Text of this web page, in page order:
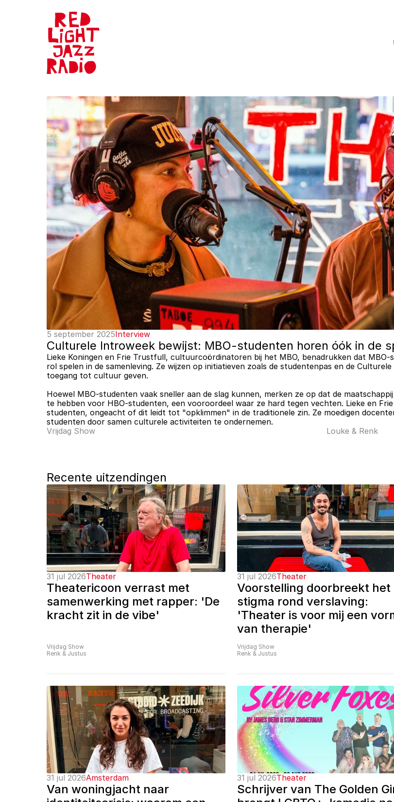
5 september 2025Interview
Culturele Introweek bewijst: MBO-studenten horen óók in de
Lieke Koningen en Frie Trustfull, cultuurcoördinatoren bij het MBO, benadrukken dat
rol spelen in de samenleving. Ze wijzen op initiatieven zoals de studentenpas en de
toegang tot cultuur geven.
Hoewel MBO-studenten vaak sneller aan de slag kunnen, merken ze op dat de
te hebben voor HBO-studenten, een vooroordeel waar ze hard tegen vechten. Lieke en
studenten, ongeacht of dit leidt tot "opklimmen" in de traditionele zin. Ze moedigen
studenten door samen culturele activiteiten te ondernemen.
Vrijdag Show
Louke & Renk
Recente uitzendingen
31 jul 2026Theater
Theatericoon verrast met
samenwerking met rapper: 'De
kracht zit in de vibe'
Vrijdag Show
Renk & Justus
31 jul 2026Theater
Voorstelling doorbreekt het
stigma rond verslaving:
'Theater is voor mij een
van therapie'
Vrijdag Show
Renk & Justus
31 jul 2026Amsterdam
Van woningjacht naar
31 jul 2026Theater
Schrijver van The Golden